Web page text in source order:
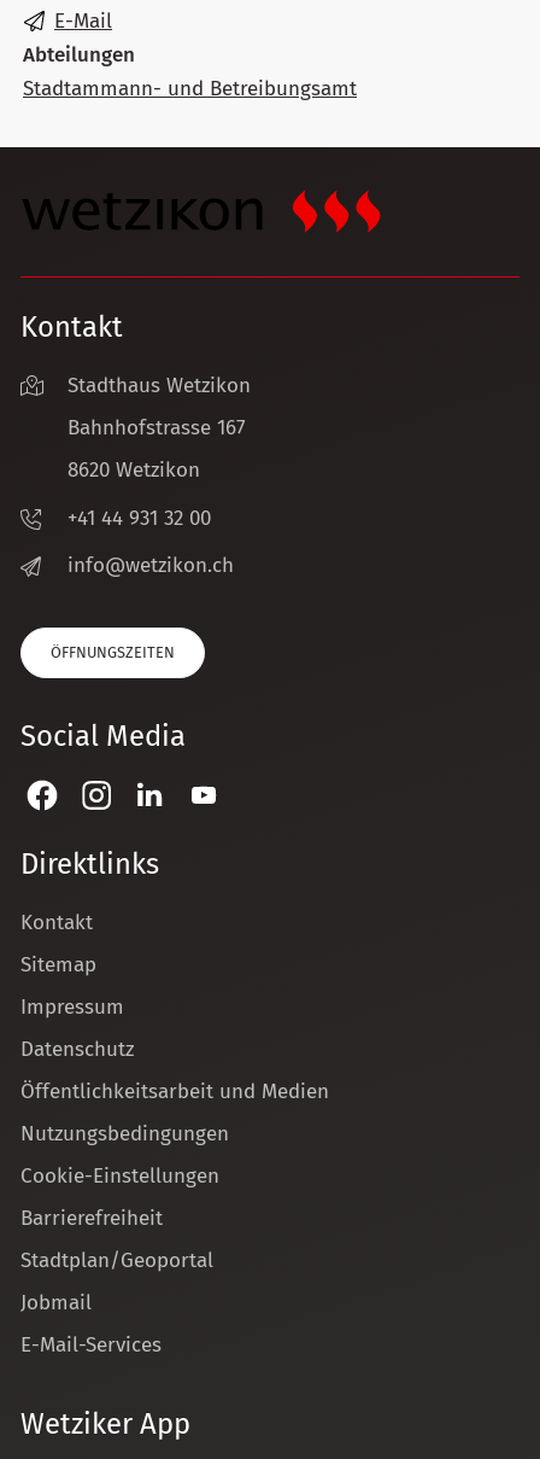
E-Mail
Abteilungen
Stadtammann- und Betreibungsamt
Kontakt
Stadthaus Wetzikon
Bahnhofstrasse 167
8620 Wetzikon
+41 44 931 32 00
nf
w tz k n ch
ÖFFNUNGSZEITEN
Social Media
Direktlinks
Kontakt
Sitemap
Impressum
Datenschutz
Öffentlichkeitsarbeit und Medien
Nutzungsbedingungen
Cookie-Einstellungen
Barrierefreiheit
Stadtplan/Geoportal
Jobmail
E-Mail-Services
Wetziker App